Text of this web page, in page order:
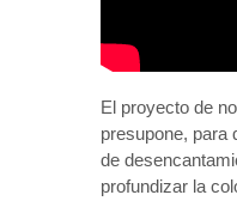
El proyecto de
presupone, para
de
profundizar la